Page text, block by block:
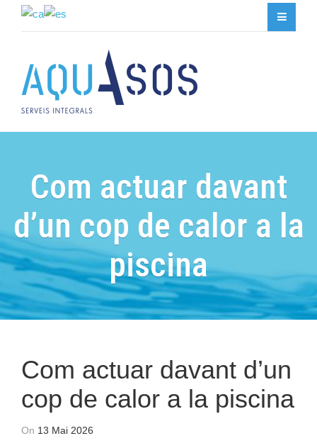
Com actuar davant
d’un cop de calor a la
piscina
Com actuar davant d’un
cop de calor a la piscina
On 13 Mai 2026